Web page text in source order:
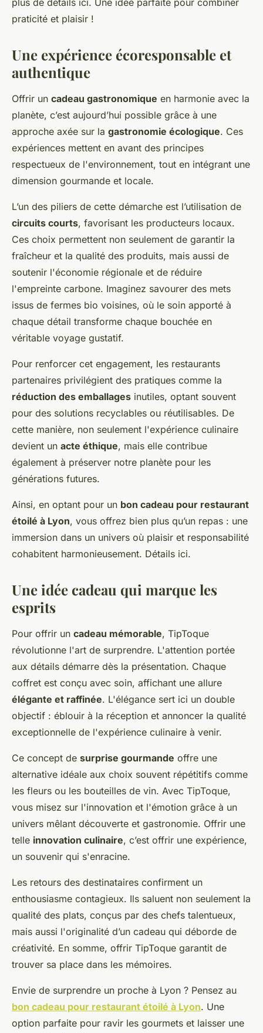
plus de détails ici. Une idée parfaite pour combiner
praticité et plaisir !
Une expérience écoresponsable et
authentique
Offrir un cadeau gastronomique en harmonie avec la
planète, c’est aujourd’hui possible grâce à une
approche axée sur la gastronomie écologique. Ces
expériences mettent en avant des principes
respectueux de l'environnement, tout en intégrant une
dimension gourmande et locale.
L’un des piliers de cette démarche est l’utilisation de
circuits courts, favorisant les producteurs locaux.
Ces choix permettent non seulement de garantir la
fraîcheur et la qualité des produits, mais aussi de
soutenir l'économie régionale et de réduire
l'empreinte carbone. Imaginez savourer des mets
issus de fermes bio voisines, où le soin apporté à
chaque détail transforme chaque bouchée en
véritable voyage gustatif.
Pour renforcer cet engagement, les restaurants
partenaires privilégient des pratiques comme la
réduction des emballages inutiles, optant souvent
pour des solutions recyclables ou réutilisables. De
cette manière, non seulement l'expérience culinaire
devient un acte éthique, mais elle contribue
également à préserver notre planète pour les
générations futures.
Ainsi, en optant pour un bon cadeau pour restaurant
étoilé à Lyon, vous offrez bien plus qu’un repas : une
immersion dans un univers où plaisir et responsabilité
cohabitent harmonieusement. Détails ici.
Une idée cadeau qui marque les
esprits
Pour offrir un cadeau mémorable, TipToque
révolutionne l'art de surprendre. L'attention portée
aux détails démarre dès la présentation. Chaque
coffret est conçu avec soin, affichant une allure
élégante et raffinée. L'élégance sert ici un double
objectif : éblouir à la réception et annoncer la qualité
exceptionnelle de l'expérience culinaire à venir.
Ce concept de surprise gourmande offre une
alternative idéale aux choix souvent répétitifs comme
les fleurs ou les bouteilles de vin. Avec TipToque,
vous misez sur l'innovation et l'émotion grâce à un
univers mêlant découverte et gastronomie. Offrir une
telle innovation culinaire, c’est offrir une expérience,
un souvenir qui s'enracine.
Les retours des destinataires confirment un
enthousiasme contagieux. Ils saluent non seulement la
qualité des plats, conçus par des chefs talentueux,
mais aussi l'originalité d’un cadeau qui déborde de
créativité. En somme, offrir TipToque garantit de
trouver sa place dans les mémoires.
Envie de surprendre un proche à Lyon ? Pensez au
bon cadeau pour restaurant étoilé à Lyon. Une
option parfaite pour ravir les gourmets et laisser une